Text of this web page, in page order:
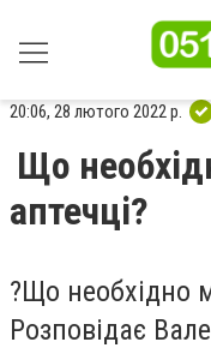
20:06, 28 лютого 2022 р.
Що
аптечці?
?Що необхідно
Розповідає